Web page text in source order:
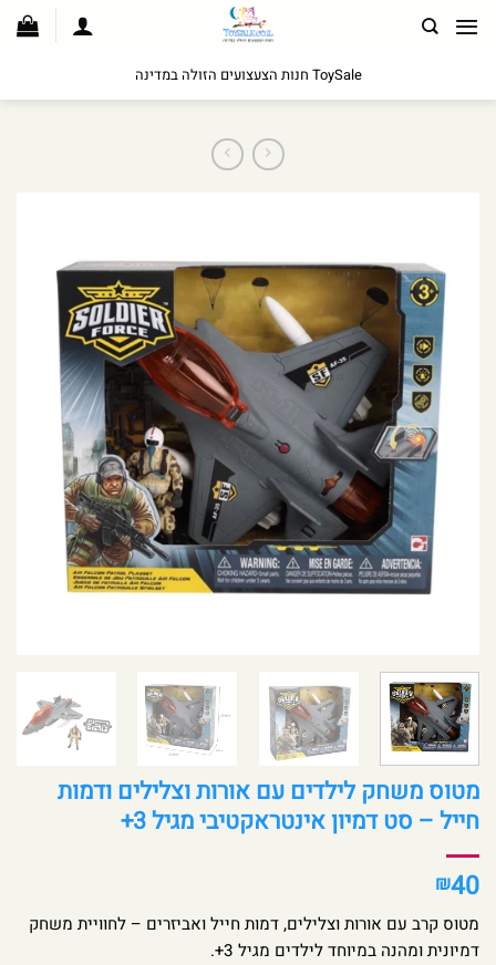
לתוכן
ToySale חנות הצעצועים הזולה במדינה
מטוס משחק לילדים עם אורות וצלילים ודמות
חייל – סט דמיון אינטראקטיבי מגיל 3+
₪40
מטוס קרב עם אורות וצלילים, דמות חייל ואביזרים – לחוויית משחק
דמיונית ומהנה במיוחד לילדים מגיל 3+.